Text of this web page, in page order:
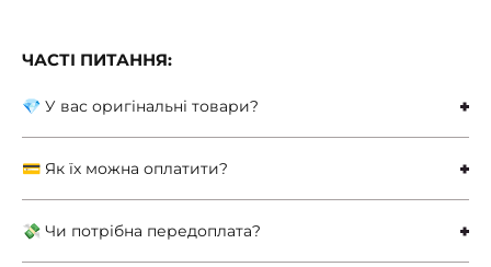
ЧАСТІ ПИТАННЯ:
💎 У вас оригінальні товари?
💳 Як їх можна оплатити?
💸 Чи потрібна передоплата?